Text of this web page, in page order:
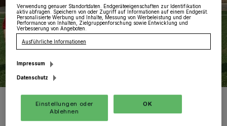
Foto: KV./Franco Catania
Verwendung genauer Standortdaten. Endgeräteeigenschaften zur Identifikation
aktiv abfragen. Speichern von oder Zugriff auf Informationen auf einem Endgerät.
Personalisierte Werbung und Inhalte, Messung von Werbeleistung und der
Performance von Inhalten, Zielgruppenforschung sowie Entwicklung und
Verbesserung von Angeboten.
Ausführliche Informationen
Impressum
Datenschutz
Einstellungen oder
Ablehnen
OK